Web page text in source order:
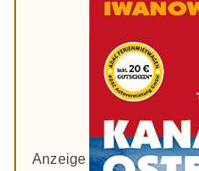
Anzeige